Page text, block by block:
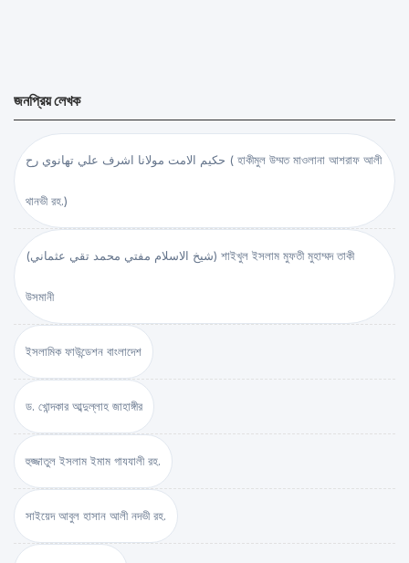
জনপ্রিয় লেখক
حكيم الامت مولانا اشرف علي تهانوي رح ( হাকীমুল উম্মত মাওলানা আশরাফ আলী
থানভী রহ.)
(شيخ الاسلام مفتي محمد تقي عثماني) শাইখুল ইসলাম মুফতী মুহাম্মদ তাকী
উসমানী
ইসলামিক ফাউন্ডেশন বাংলাদেশ
ড. খোন্দকার আব্দুল্লাহ জাহাঙ্গীর
হুজ্জাতুল ইসলাম ইমাম গাযযালী রহ.
সাইয়েদ আবুল হাসান আলী নদভী রহ.